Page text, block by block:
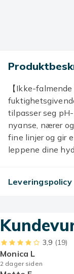
【Ikke-
tilpasser seg
nyanse, nærer
fine linjer og gir
leppene dine
nivået ditt vil
unik finish.
【Høykvalitets
den
antioksidanter,
Leveringspolicy
3,9 (19)
Monica L
2 dager siden